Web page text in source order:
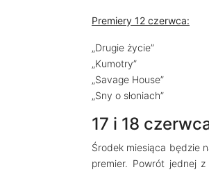
Premiery 12 czerwca:
„Drugie życie”
„Kumotry”
„Savage House”
„Sny o słoniach”
17 i 18
Środek miesiąca będzie
premier. Powrót jednej